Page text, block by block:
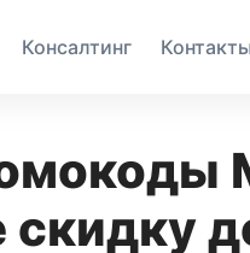
Консалтинг
скидку